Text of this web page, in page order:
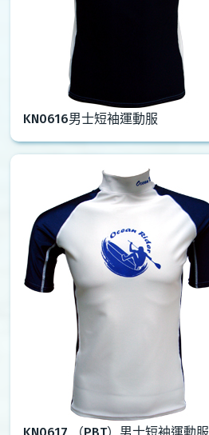
KN0616男士短袖運動服